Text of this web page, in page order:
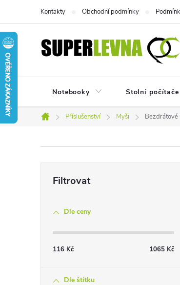
obsah
Kontakty Obchodní podmínky
Notebooky Stolní počítače
Domů
Příslušenství Myši Bezdrátové
P
Dle ceny
116 Kč 1065 Kč
Dle štítku